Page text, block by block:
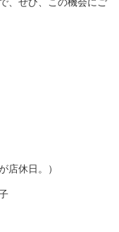
、ぜひ、この機会にご
店休日。）